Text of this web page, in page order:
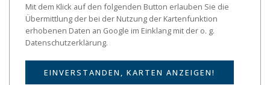
Mit dem Klick auf den folgenden Button erlauben Sie die
Übermittlung der bei der Nutzung der Kartenfunktion
erhobenen Daten an Google im Einklang mit der o. g.
Datenschutzerklärung.
EINVERSTANDEN, KARTEN ANZEIGEN!